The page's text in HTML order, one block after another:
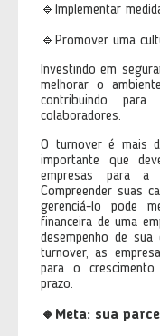
🔹Implementar
🔹Promover uma
Investindo em
melhorar o
contribuindo
colaboradores.
O turnover é mais
importante que
empresas para a
Compreender suas
gerenciá-lo pode
financeira de uma
desempenho de
turnover, as
para o
prazo.
🔸Meta: sua